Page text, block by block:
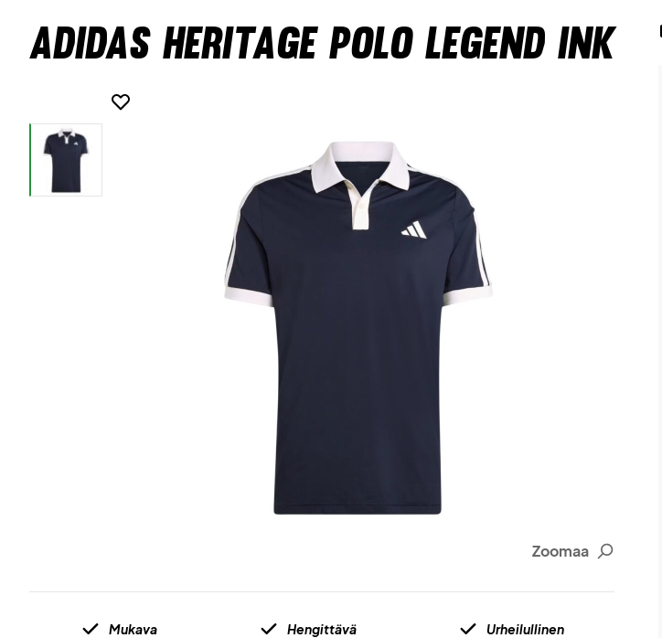
Adidas Heritage Polo Legend Ink
Zoomaa
Mukava Hengittävä Urheilullinen